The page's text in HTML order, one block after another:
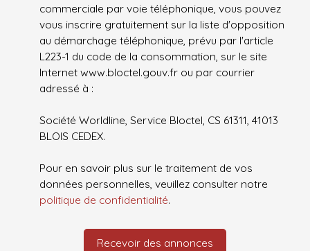
commerciale par voie téléphonique, vous pouvez
vous inscrire gratuitement sur la liste d'opposition
au démarchage téléphonique, prévu par l'article
L223-1 du code de la consommation, sur le site
Internet www.bloctel.gouv.fr ou par courrier
adressé à :
Société Worldline, Service Bloctel, CS 61311, 41013
BLOIS CEDEX.
Pour en savoir plus sur le traitement de vos
données personnelles, veuillez consulter notre
politique de confidentialité.
Recevoir des annonces